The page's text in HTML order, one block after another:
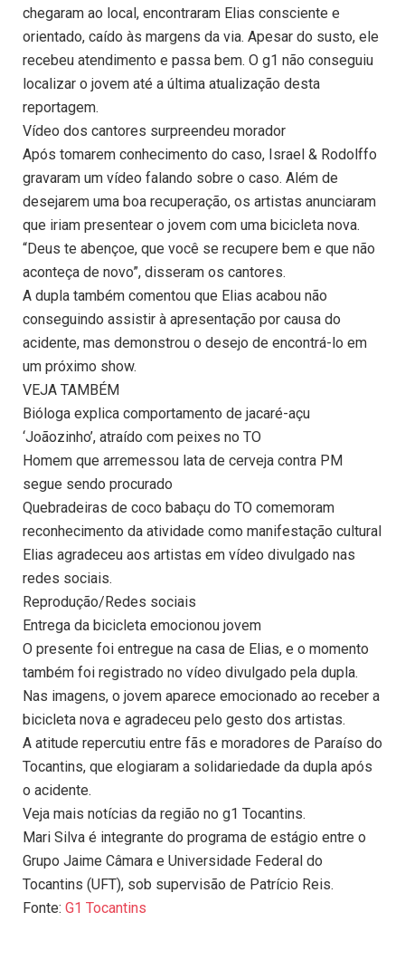
chegaram ao local, encontraram Elias consciente e
orientado, caído às margens da via. Apesar do susto, ele
recebeu atendimento e passa bem. O g1 não conseguiu
localizar o jovem até a última atualização desta
reportagem.
Vídeo dos cantores surpreendeu morador
Após tomarem conhecimento do caso, Israel & Rodolffo
gravaram um vídeo falando sobre o caso. Além de
desejarem uma boa recuperação, os artistas anunciaram
que iriam presentear o jovem com uma bicicleta nova.
“Deus te abençoe, que você se recupere bem e que não
aconteça de novo”, disseram os cantores.
A dupla também comentou que Elias acabou não
conseguindo assistir à apresentação por causa do
acidente, mas demonstrou o desejo de encontrá-lo em
um próximo show.
VEJA TAMBÉM
Bióloga explica comportamento de jacaré-açu
‘Joãozinho’, atraído com peixes no TO
Homem que arremessou lata de cerveja contra PM
segue sendo procurado
Quebradeiras de coco babaçu do TO comemoram
reconhecimento da atividade como manifestação cultural
Elias agradeceu aos artistas em vídeo divulgado nas
redes sociais.
Reprodução/Redes sociais
Entrega da bicicleta emocionou jovem
O presente foi entregue na casa de Elias, e o momento
também foi registrado no vídeo divulgado pela dupla.
Nas imagens, o jovem aparece emocionado ao receber a
bicicleta nova e agradeceu pelo gesto dos artistas.
A atitude repercutiu entre fãs e moradores de Paraíso do
Tocantins, que elogiaram a solidariedade da dupla após
o acidente.
Veja mais notícias da região no g1 Tocantins.
Mari Silva é integrante do programa de estágio entre o
Grupo Jaime Câmara e Universidade Federal do
Tocantins (UFT), sob supervisão de Patrício Reis.
Fonte: G1 Tocantins